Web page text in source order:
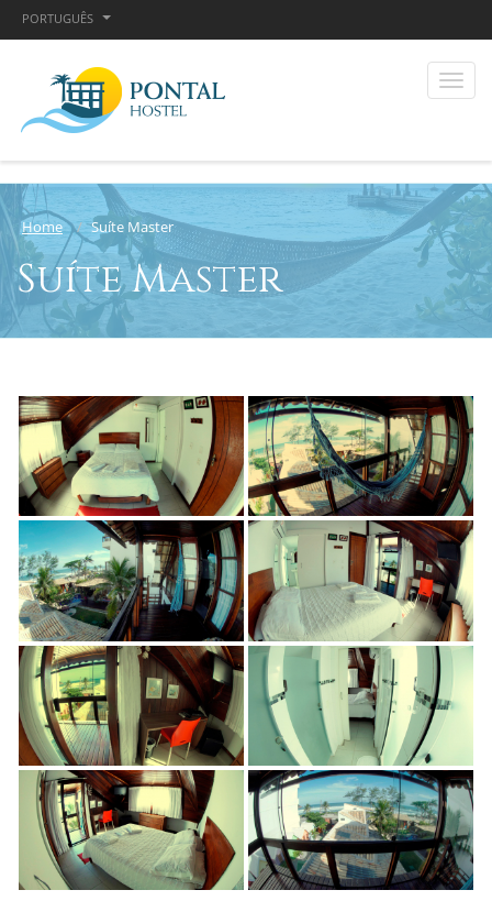
PORTUGUÊS
Home Suíte Master
Suíte Master